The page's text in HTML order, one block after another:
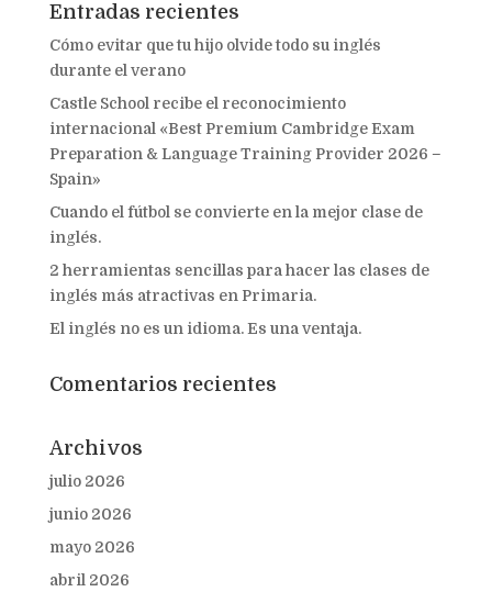
Entradas recientes
Cómo evitar que tu hijo olvide todo su inglés
durante el verano
Castle School recibe el reconocimiento
internacional «Best Premium Cambridge Exam
Preparation & Language Training Provider 2026 –
Spain»
Cuando el fútbol se convierte en la mejor clase de
inglés.
2 herramientas sencillas para hacer las clases de
inglés más atractivas en Primaria.
El inglés no es un idioma. Es una ventaja.
Comentarios recientes
Archivos
julio 2026
junio 2026
mayo 2026
abril 2026